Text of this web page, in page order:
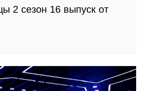
2 сезон 16 выпуск от